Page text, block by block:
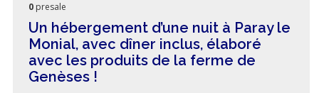
0 presale
Un hébergement d’une nuit à Paray le
Monial, avec dîner inclus, élaboré
avec les produits de la ferme de
Genèses !